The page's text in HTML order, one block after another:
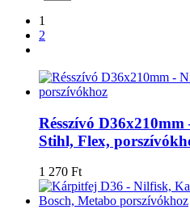
1
2
Résszívó
Stihl, Flex,
1 270 Ft